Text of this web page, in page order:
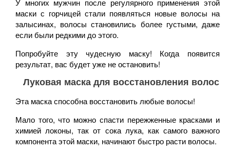
маски с горчицей стали появляться новые волосы на
залысинах, волосы становились более густыми, даже
если были редкими до этого.
Попробуйте эту чудесную маску! Когда появится
результат, вас будет уже не остановить!
Луковая маска для восстановления волос
Эта маска способна восстановить любые волосы!
Мало того, что можно спасти пережженные красками и
химией локоны, так от сока лука, как самого важного
компонента этой маски, начинают быстро расти волосы.